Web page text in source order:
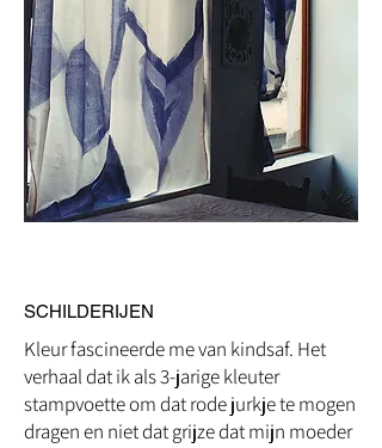
SCHILDERIJEN
Kleur fascineerde me van kindsaf. Het
verhaal dat ik als 3-jarige kleuter
stampvoette om dat rode jurkje te mogen
dragen en niet dat grijze dat mijn moeder